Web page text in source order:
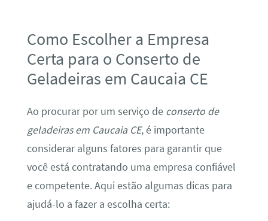
Como Escolher a Empresa
Certa para o Conserto de
Geladeiras em Caucaia CE
Ao procurar por um serviço de conserto de
geladeiras em Caucaia CE, é importante
considerar alguns fatores para garantir que
você está contratando uma empresa confiável
e competente. Aqui estão algumas dicas para
ajudá-lo a fazer a escolha certa: